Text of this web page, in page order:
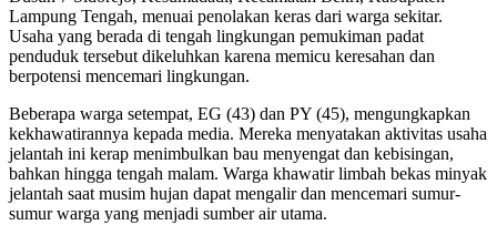
Lampung Tengah, menuai penolakan keras dari warga sekitar.
Usaha yang berada di tengah lingkungan pemukiman padat
penduduk tersebut dikeluhkan karena memicu keresahan dan
berpotensi mencemari lingkungan.
Beberapa warga setempat, EG (43) dan PY (45), mengungkapkan
kekhawatirannya kepada media. Mereka menyatakan aktivitas usaha
jelantah ini kerap menimbulkan bau menyengat dan kebisingan,
bahkan hingga tengah malam. Warga khawatir limbah bekas minyak
jelantah saat musim hujan dapat mengalir dan mencemari sumur-
sumur warga yang menjadi sumber air utama.